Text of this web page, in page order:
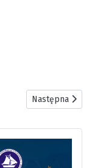
Następna
Następna